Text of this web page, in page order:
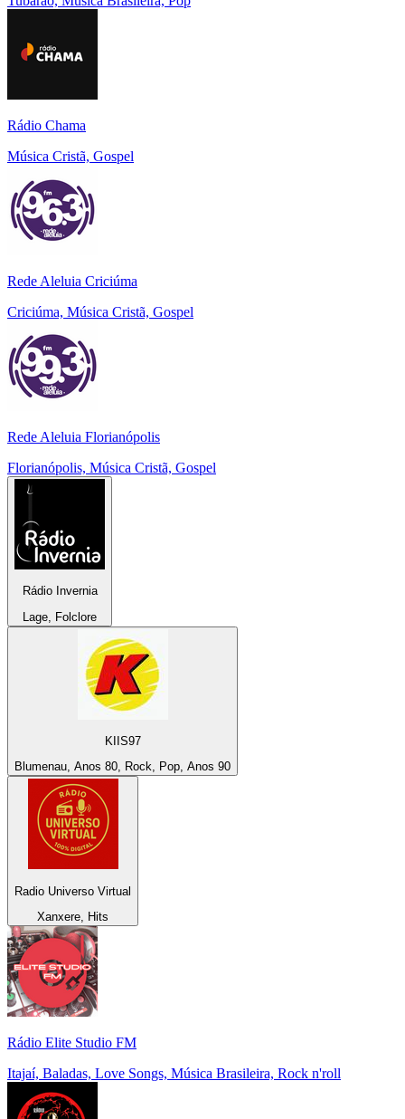
Rádio Chama
Música Cristã, Gospel
Rede Aleluia Criciúma
Criciúma, Música Cristã, Gospel
Rede Aleluia Florianópolis
Florianópolis, Música Cristã, Gospel
Rádio Invernia
Lage, Folclore
KIIS97
Blumenau, Anos 80, Rock, Pop, Anos 90
Radio Universo Virtual
Xanxere, Hits
Rádio Elite Studio FM
Itajaí, Baladas, Love Songs, Música Brasileira, Rock n'roll